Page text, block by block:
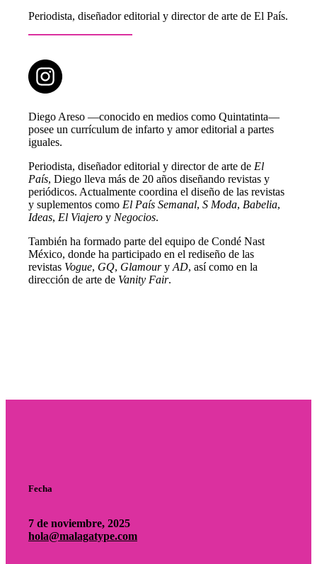
Periodista, diseñador editorial y director de arte de El País.
Diego Areso —conocido en medios como Quintatinta—
posee un currículum de infarto y amor editorial a partes
iguales.
Periodista, diseñador editorial y director de arte de El
País, Diego lleva más de 20 años diseñando revistas y
periódicos. Actualmente coordina el diseño de las revistas
y suplementos como El País Semanal, S Moda, Babelia,
Ideas, El Viajero y Negocios.
También ha formado parte del equipo de Condé Nast
México, donde ha participado en el rediseño de las
revistas Vogue, GQ, Glamoury AD, así como en la
dirección de arte de Vanity Fair.
Fecha
7 de noviembre, 2025
hola@malagatype.com